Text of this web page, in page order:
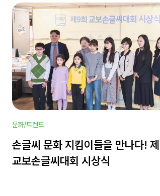
문화/트렌드
손글씨 문화 지킴이들을 만나다!
교보손글씨대회 시상식